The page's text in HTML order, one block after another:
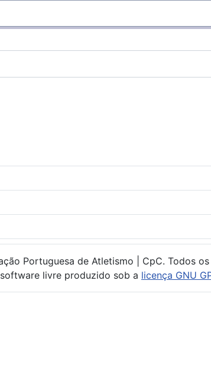
Portuguesa de Atletismo | CpC. Todos
livre produzido sob a licença GNU